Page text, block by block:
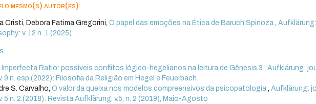
mesmo(s) autor(es)
Cristi, Debora Fatima Gregorini,O papel das emoções na Ética de Baruch Spinoza ,Aufklärung:
v. 12 n. 1 (2025)
Imperfecta Ratio: possíveis conflitos lógico-hegelianos na leitura de Gênesis 3 ,Aufklärung:
9 n. esp (2022): Filosofia da Religião em Hegel e Feuerbach
S. Carvalho,O valor da queixa nos modelos compreensivos da psicopatologia ,Aufklärung:
5 n. 2 (2018): Revista Aufklärung. v.5, n. 2 (2019), Maio-Agosto